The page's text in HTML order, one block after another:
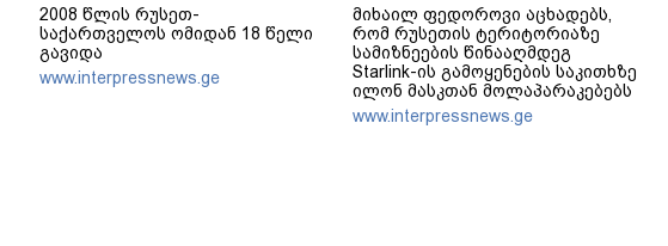
2008 წლის რუსეთ-
საქართველოს ომიდან 18 წელი
გავიდა
www.interpressnews.ge
მიხაილ ფედოროვი აცხადებს,
რომ რუსეთის ტერიტორიაზე
სამიზნეების წინააღმდეგ
Starlink-ის გამოყენების საკითხზე
ილონ მასკთან მოლაპარაკებებს
აწარმოებს
www.interpressnews.ge